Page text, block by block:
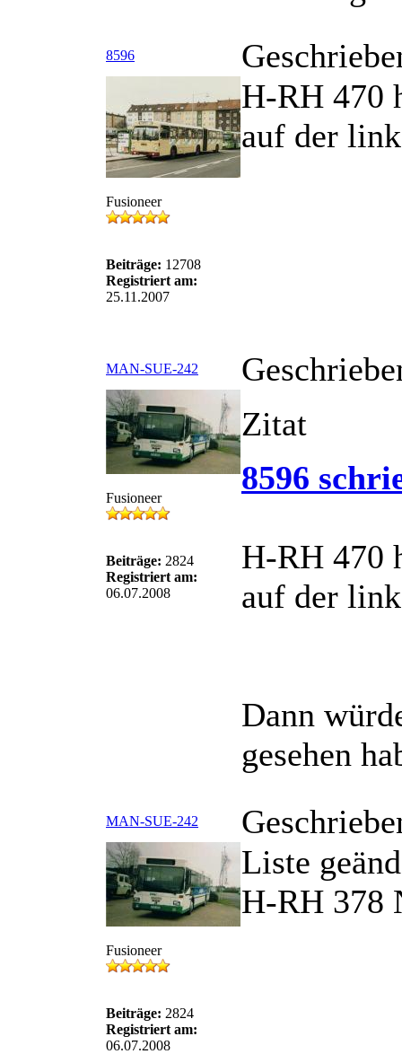
8596
Fusioneer
Beiträge: 12708
Registriert am:
25.11.2007
H-RH 470
auf der
MAN-SUE-242
Fusioneer
Beiträge: 2824
Registriert am:
06.07.2008
Zitat
8596
H-RH 470
auf der
Dann
gesehen
MAN-SUE-242
Fusioneer
Beiträge: 2824
Registriert am:
06.07.2008
Liste
H-RH 378